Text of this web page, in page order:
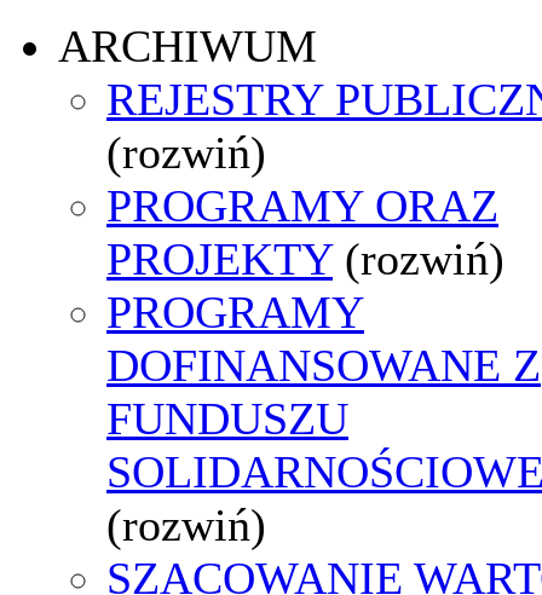
ARCHIWUM
REJESTRY
(rozwiń)
PROGRAMY ORAZ
PROJEKTY (rozwiń)
PROGRAMY
DOFINANSOWANE Z
FUNDUSZU
(rozwiń)
SZACOWANIE